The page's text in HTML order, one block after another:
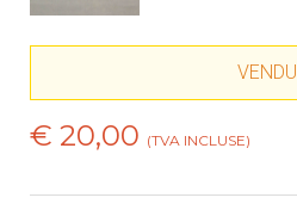
VENDU
€ 20,00 (TVA INCLUSE)